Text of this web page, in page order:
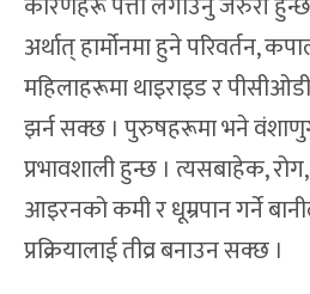
अर्थात् हार्मोनमा हुने परिवर्तन,
महिलाहरूमा थाइराइड र
झर्न सक्छ । पुरुषहरूमा भने
प्रभावशाली हुन्छ । त्यसबाहेक,
आइरनको कमी र धूम्रपान गर्ने
प्रक्रियालाई तीव्र बनाउन सक्छ ।